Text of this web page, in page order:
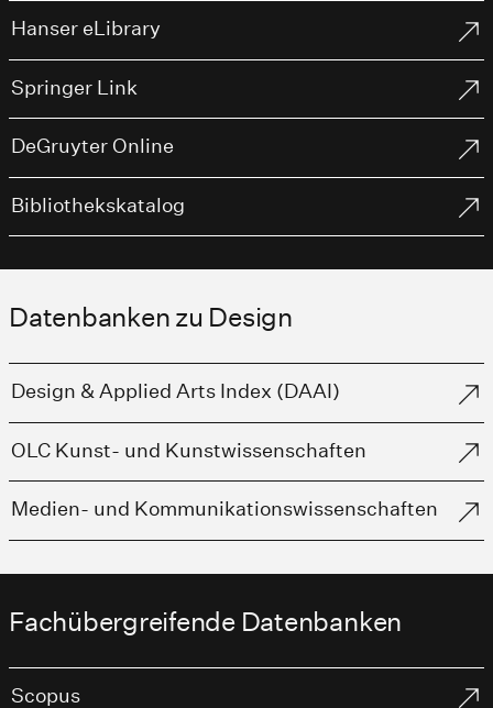
Hanser eLibrary
Springer Link
DeGruyter Online
Bibliothekskatalog
Datenbanken zu Design
Design & Applied Arts Index (DAAI)
OLC Kunst- und Kunstwissenschaften
Medien- und Kommunikationswissenschaften
Fachübergreifende Datenbanken
Scopus